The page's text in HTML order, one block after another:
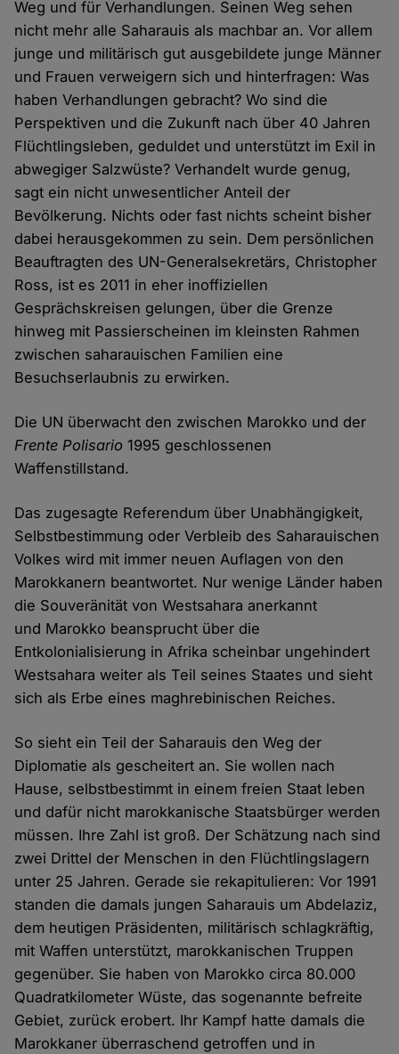
Weg und für Verhandlungen. Seinen Weg sehen
nicht mehr alle Saharauis als machbar an. Vor allem
junge und militärisch gut ausgebildete junge Männer
und Frauen verweigern sich und hinterfragen: Was
haben Verhandlungen gebracht? Wo sind die
Perspektiven und die Zukunft nach über 40 Jahren
Flüchtlingsleben, geduldet und unterstützt im Exil in
abwegiger Salzwüste? Verhandelt wurde genug,
sagt ein nicht unwesentlicher Anteil der
Bevölkerung. Nichts oder fast nichts scheint bisher
dabei herausgekommen zu sein. Dem persönlichen
Beauftragten des UN-Generalsekretärs, Christopher
Ross, ist es 2011 in eher inoffiziellen
Gesprächskreisen gelungen, über die Grenze
hinweg mit Passierscheinen im kleinsten Rahmen
zwischen saharauischen Familien eine
Besuchserlaubnis zu erwirken.
Die UN überwacht den zwischen Marokko und der
Frente Polisario 1995 geschlossenen
Waffenstillstand.
Das zugesagte Referendum über Unabhängigkeit,
Selbstbestimmung oder Verbleib des Saharauischen
Volkes wird mit immer neuen Auflagen von den
Marokkanern beantwortet. Nur wenige Länder haben
die Souveränität von Westsahara anerkannt
und Marokko beansprucht über die
Entkolonialisierung in Afrika scheinbar ungehindert
Westsahara weiter als Teil seines Staates und sieht
sich als Erbe eines maghrebinischen Reiches.
So sieht ein Teil der Saharauis den Weg der
Diplomatie als gescheitert an. Sie wollen nach
Hause, selbstbestimmt in einem freien Staat leben
und dafür nicht marokkanische Staatsbürger werden
müssen. Ihre Zahl ist groß. Der Schätzung nach sind
zwei Drittel der Menschen in den Flüchtlingslagern
unter 25 Jahren. Gerade sie rekapitulieren: Vor 1991
standen die damals jungen Saharauis um Abdelaziz,
dem heutigen Präsidenten, militärisch schlagkräftig,
mit Waffen unterstützt, marokkanischen Truppen
gegenüber. Sie haben von Marokko circa 80.000
Quadratkilometer Wüste, das sogenannte befreite
Gebiet, zurück erobert. Ihr Kampf hatte damals die
Marokkaner überraschend getroffen und in